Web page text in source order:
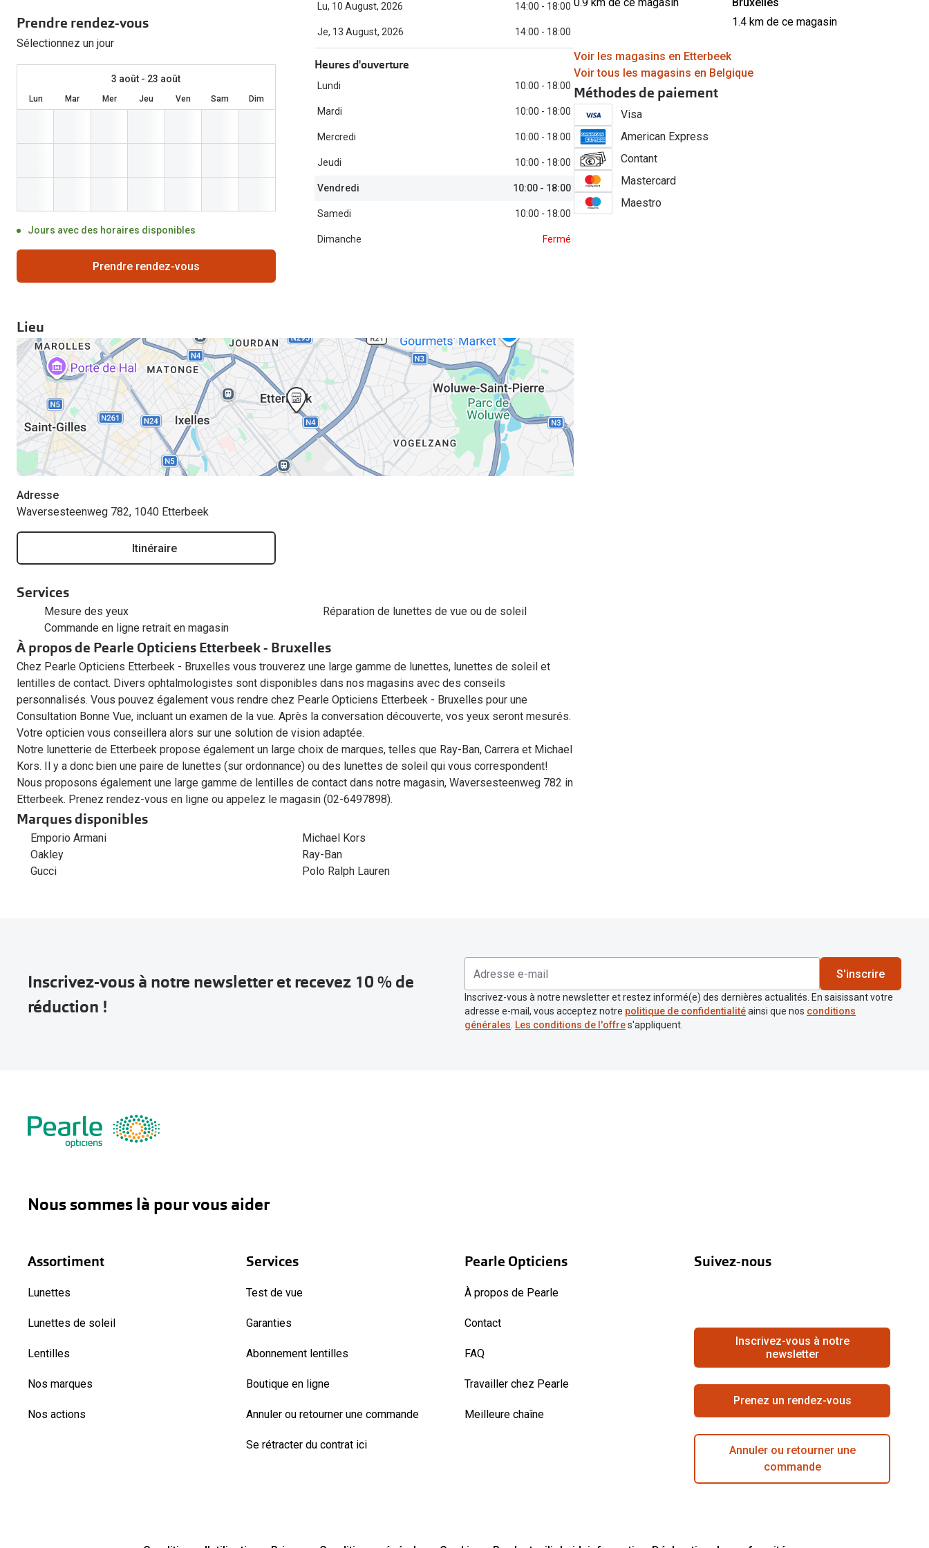
Pearle Lunettes Sans Soucis
Pearle Lunettes Sans Soucis Kids+
Toutes les marques de lentilles
Lunettes de voiture
Surlunettes de soleil
3 pour 1 : acheter, obtenir et offrir
Conditions d'action
Fatigue oculaire
Yeux rouges
La règle 20-20-2
Blog
Manuels
Glasses for Congo
Prendre rendez-vous
Sélectionnez un jour
3 août - 23 août
Lun Mar Mer Jeu Ven Sam Dim
Jours avec des horaires disponibles
Prendre rendez-vous
Lu, 10 August, 2026 14:00 - 18:00
Je, 13 August, 2026 14:00 - 18:00
Heures d'ouverture
Lundi 10:00 - 18:00
Mardi 10:00 - 18:00
Mercredi 10:00 - 18:00
Jeudi 10:00 - 18:00
Vendredi 10:00 - 18:00
Samedi 10:00 - 18:00
Dimanche Fermé
Lieu
Adresse
Waversesteenweg 782, 1040 Etterbeek
Itinéraire
Services
Mesure des yeux
Réparation de lunettes de vue ou de soleil
Commande en ligne retrait en magasin
À propos de Pearle Opticiens Etterbeek - Bruxelles
Chez Pearle Opticiens Etterbeek - Bruxelles vous trouverez une large gamme de lunettes, lunettes de soleil et
lentilles de contact. Divers ophtalmologistes sont disponibles dans nos magasins avec des conseils
personnalisés. Vous pouvez également vous rendre chez Pearle Opticiens Etterbeek - Bruxelles pour une
Consultation Bonne Vue, incluant un examen de la vue. Après la conversation découverte, vos yeux seront mesurés.
Votre opticien vous conseillera alors sur une solution de vision adaptée.
Notre lunetterie de Etterbeek propose également un large choix de marques, telles que Ray-Ban, Carrera et Michael
Kors. Il y a donc bien une paire de lunettes (sur ordonnance) ou des lunettes de soleil qui vous correspondent!
Nous proposons également une large gamme de lentilles de contact dans notre magasin, Waversesteenweg 782 in
Etterbeek. Prenez rendez-vous en ligne ou appelez le magasin (02-6497898).
Marques disponibles
Emporio Armani
Michael Kors
Oakley
Ray-Ban
Gucci
Polo Ralph Lauren
1.4 km de ce magasin
Voir les magasins en Etterbeek
Voir tous les magasins en Belgique
Méthodes de paiement
Visa
American Express
Contant
Mastercard
Maestro
Inscrivez-vous à notre newsletter et recevez 10 % de
réduction !
S'inscrire
Inscrivez-vous à notre newsletter et restez informé(e) des dernières actualités. En saisissant votre
adresse e-mail, vous acceptez notre politique de confidentialitéainsi que nos conditions
générales. Les conditions de l'offres'appliquent.
Nous sommes là pour vous aider
Assortiment
Lunettes
Lunettes de soleil
Lentilles
Nos marques
Nos actions
Services
Test de vue
Garanties
Abonnement lentilles
Boutique en ligne
Annuler ou retourner une commande
Se rétracter du contrat ici
Pearle Opticiens
À propos de Pearle
Contact
FAQ
Travailler chez Pearle
Meilleure chaîne
Suivez-nous
Inscrivez-vous à notre
newsletter
Prenez un rendez-vous
Annuler ou retourner une
commande